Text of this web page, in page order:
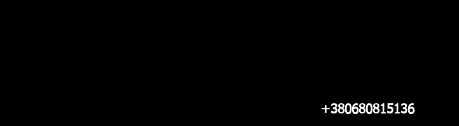
+380680815136